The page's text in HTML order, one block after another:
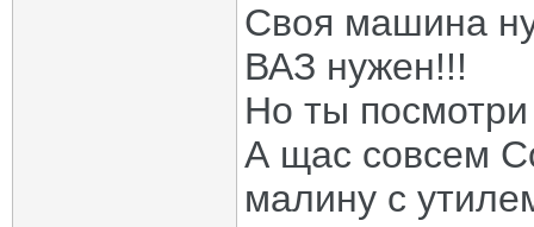
Своя машина
ВАЗ нужен!!!
Но ты посмотри
А щас совсем
малину с